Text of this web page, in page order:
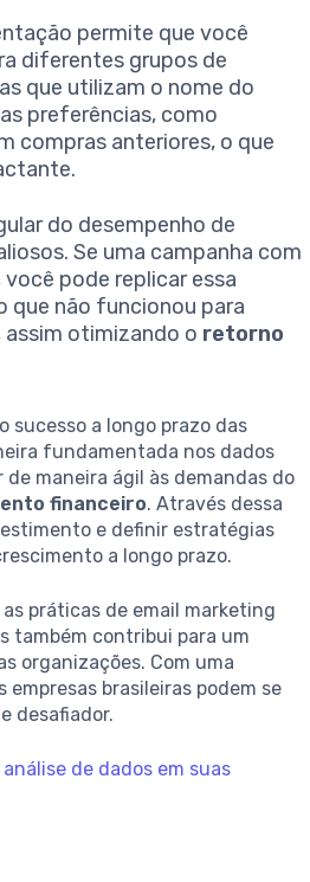
permite que você
diferentes grupos de
que utilizam o nome do
preferências, como
compras anteriores, o que
do desempenho de
Se uma campanha com
pode replicar essa
que não funcionou para
otimizando o retorno
sucesso a longo prazo das
fundamentada nos dados
de maneira ágil às demandas do
financeiro. Através dessa
e definir estratégias
a longo prazo.
práticas de email marketing
também contribui para um
organizações. Com uma
brasileiras podem se
desafiador.
de dados em suas